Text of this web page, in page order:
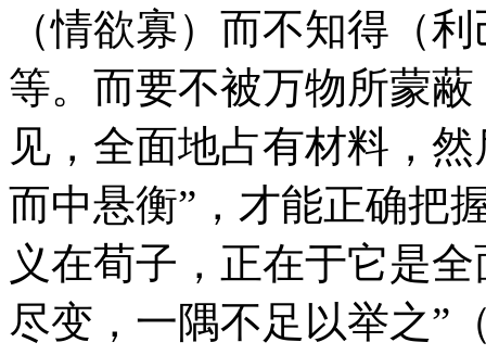
（情欲寡）而不知得（
等。而要不被万物所蒙
见，全面地占有材料，
而中悬衡”，才能正确把
义在荀子，正在于它是
尽变，一隅不足以举之”